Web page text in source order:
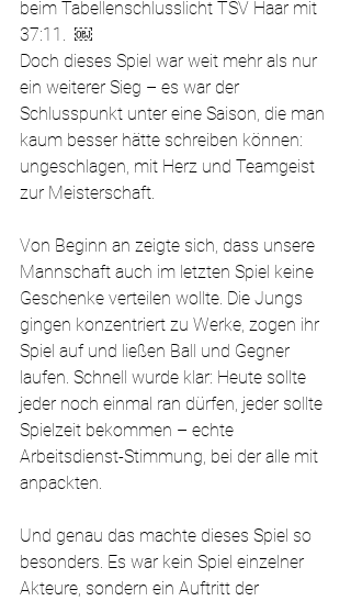
beim Tabellenschlusslicht TSV Haar mit
37:11.  ￼
Doch dieses Spiel war weit mehr als nur
ein weiterer Sieg – es war der
Schlusspunkt unter eine Saison, die man
kaum besser hätte schreiben können:
ungeschlagen, mit Herz und Teamgeist
zur Meisterschaft.
Von Beginn an zeigte sich, dass unsere
Mannschaft auch im letzten Spiel keine
Geschenke verteilen wollte. Die Jungs
gingen konzentriert zu Werke, zogen ihr
Spiel auf und ließen Ball und Gegner
laufen. Schnell wurde klar: Heute sollte
jeder noch einmal ran dürfen, jeder sollte
Spielzeit bekommen – echte
Arbeitsdienst-Stimmung, bei der alle mit
anpackten.
Und genau das machte dieses Spiel so
besonders. Es war kein Spiel einzelner
Akteure, sondern ein Auftritt der